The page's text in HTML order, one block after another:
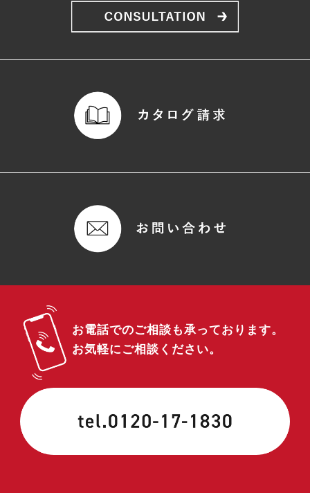
お電話でのご相談も承っております。
お気軽にご相談ください。